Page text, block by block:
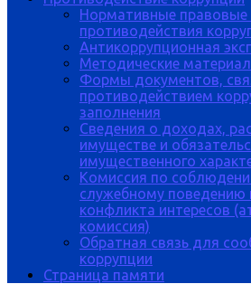
Нормативные правовые
противодействия
Антикоррупционная
Методические
Формы документов,
противодействием
заполнения
Сведения о доходах,
имуществе и
имущественного
Комиссия по
служебному поведению
конфликта интересов
комиссия)
Обратная связь для
коррупции
Страница памяти